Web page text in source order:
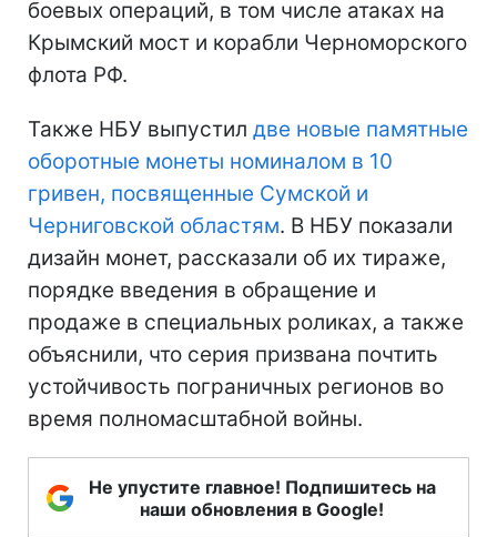
боевых операций, в том числе атаках на
Крымский мост и корабли Черноморского
флота РФ.
Также НБУ выпустил две новые памятные
оборотные монеты номиналом в 10
гривен, посвященные Сумской и
Черниговской областям. В НБУ показали
дизайн монет, рассказали об их тираже,
порядке введения в обращение и
продаже в специальных роликах, а также
объяснили, что серия призвана почтить
устойчивость пограничных регионов во
время полномасштабной войны.
Не упустите главное! Подпишитесь на
наши обновления в Google!